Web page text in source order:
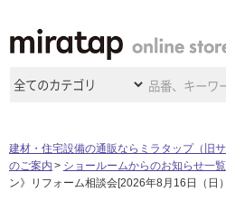
商品カテ
洗面所・水回り 施工事例
建材・住宅設備の通販ならミラタップ（旧サ
のご案内
ショールームからのお知らせ一覧
ン》リフォーム相談会[2026年8月16日（日